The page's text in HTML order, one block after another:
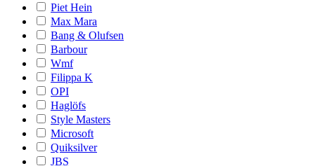
Piet Hein
Max Mara
Bang & Olufsen
Barbour
Wmf
Filippa K
OPI
Haglöfs
Style Masters
Microsoft
Quiksilver
JBS